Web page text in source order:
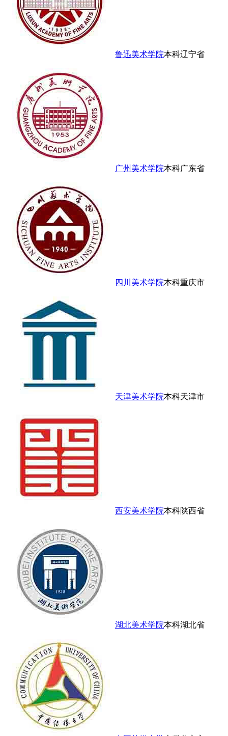
鲁迅美术学院本科辽宁省
广州美术学院本科广东省
四川美术学院本科重庆市
天津美术学院本科天津市
西安美术学院本科陕西省
湖北美术学院本科湖北省